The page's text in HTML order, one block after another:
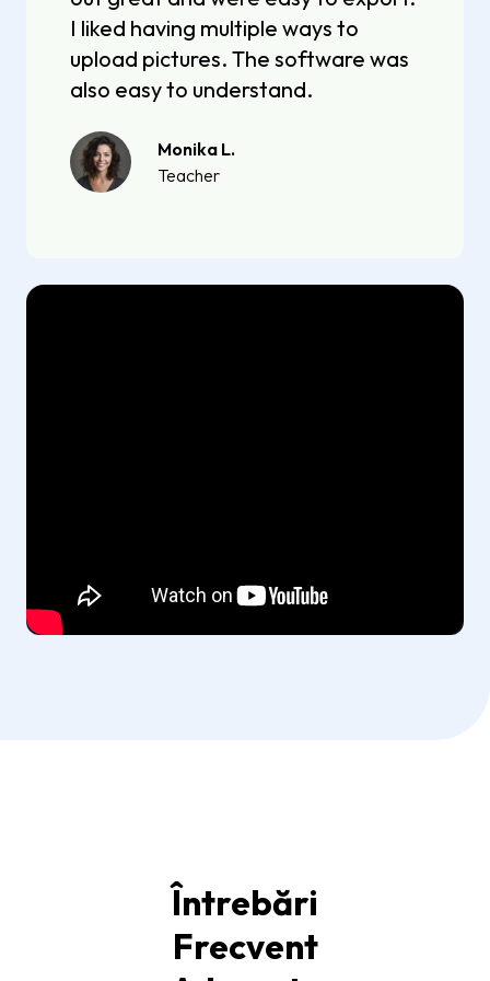
I liked having multiple ways to
upload pictures. The software was
also easy to understand.
Monika L.
Teacher
Întrebări
Frecvent